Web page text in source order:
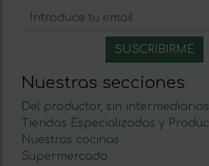
Nuestras secciones
Del productor, sin intermediarios
Tiendas Especializadas y
Nuestras cocinas
Supermercado